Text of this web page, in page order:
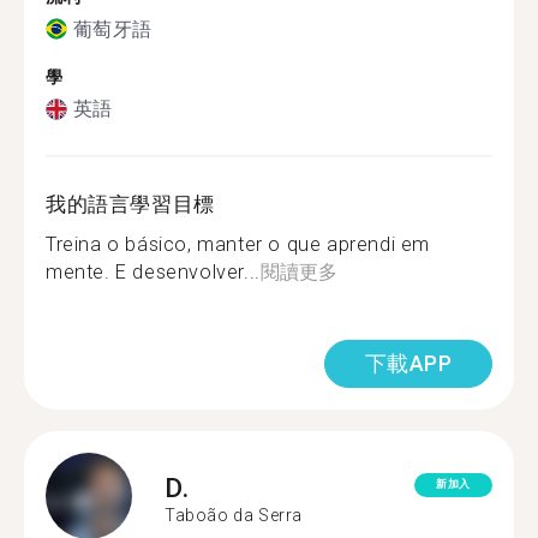
葡萄牙語
學
英語
我的語言學習目標
Treina o básico, manter o que aprendi em
mente. E desenvolver...閱讀更多
下載APP
D.
Taboão da Serra
新加入